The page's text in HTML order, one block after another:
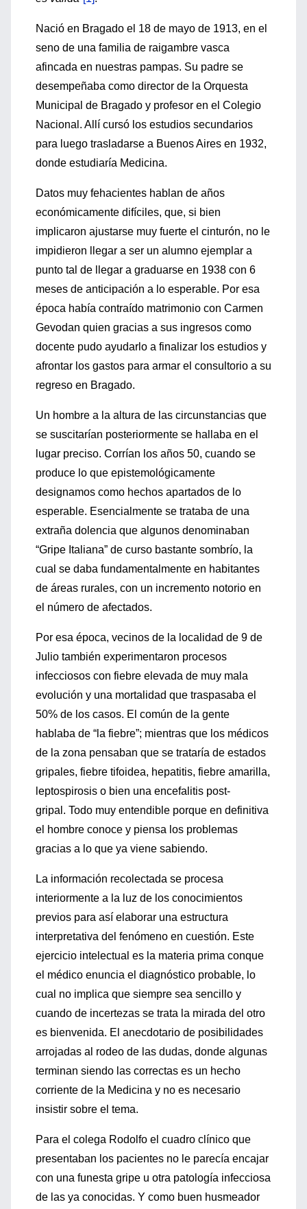
Nació en Bragado el 18 de mayo de 1913, en el
seno de una familia de raigambre vasca
afincada en nuestras pampas. Su padre se
desempeñaba como director de la Orquesta
Municipal de Bragado y profesor en el Colegio
Nacional. Allí cursó los estudios secundarios
para luego trasladarse a Buenos Aires en 1932,
donde estudiaría Medicina.
Datos muy fehacientes hablan de años
económicamente difíciles, que, si bien
implicaron ajustarse muy fuerte el cinturón, no le
impidieron llegar a ser un alumno ejemplar a
punto tal de llegar a graduarse en 1938 con 6
meses de anticipación a lo esperable. Por esa
época había contraído matrimonio con Carmen
Gevodan quien gracias a sus ingresos como
docente pudo ayudarlo a finalizar los estudios y
afrontar los gastos para armar el consultorio a su
regreso en Bragado.
Un hombre a la altura de las circunstancias que
se suscitarían posteriormente se hallaba en el
lugar preciso. Corrían los años 50, cuando se
produce lo que epistemológicamente
designamos como hechos apartados de lo
esperable. Esencialmente se trataba de una
extraña dolencia que algunos denominaban
“Gripe Italiana” de curso bastante sombrío, la
cual se daba fundamentalmente en habitantes
de áreas rurales, con un incremento notorio en
el número de afectados.
Por esa época, vecinos de la localidad de 9 de
Julio también experimentaron procesos
infecciosos con fiebre elevada de muy mala
evolución y una mortalidad que traspasaba el
50% de los casos. El común de la gente
hablaba de “la fiebre”; mientras que los médicos
de la zona pensaban que se trataría de estados
gripales, fiebre tifoidea, hepatitis, fiebre amarilla,
leptospirosis o bien una encefalitis post-
gripal. Todo muy entendible porque en definitiva
el hombre conoce y piensa los problemas
gracias a lo que ya viene sabiendo.
La información recolectada se procesa
interiormente a la luz de los conocimientos
previos para así elaborar una estructura
interpretativa del fenómeno en cuestión. Este
ejercicio intelectual es la materia prima conque
el médico enuncia el diagnóstico probable, lo
cual no implica que siempre sea sencillo y
cuando de incertezas se trata la mirada del otro
es bienvenida. El anecdotario de posibilidades
arrojadas al rodeo de las dudas, donde algunas
terminan siendo las correctas es un hecho
corriente de la Medicina y no es necesario
insistir sobre el tema.
Para el colega Rodolfo el cuadro clínico que
presentaban los pacientes no le parecía encajar
con una funesta gripe u otra patología infecciosa
de las ya conocidas. Y como buen husmeador